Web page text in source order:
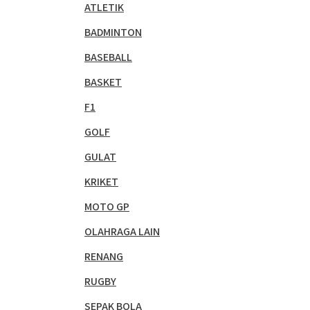
ATLETIK
BADMINTON
BASEBALL
BASKET
F1
GOLF
GULAT
KRIKET
MOTO GP
OLAHRAGA LAIN
RENANG
RUGBY
SEPAK BOLA